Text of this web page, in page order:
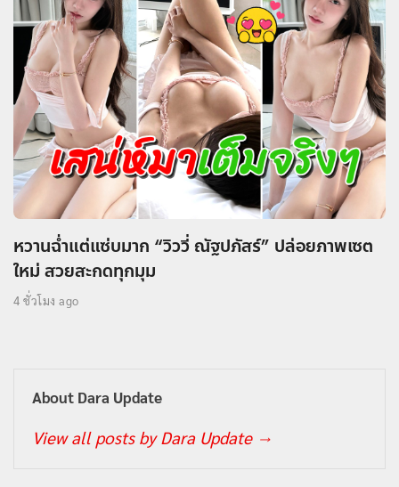
หวานฉ่ำแต่แซ่บมาก “วิววี่ ณัฐปภัสร์” ปล่อยภาพเซต
ใหม่ สวยสะกดทุกมุม
4 ชั่วโมง ago
About Dara Update
View all posts by Dara Update →